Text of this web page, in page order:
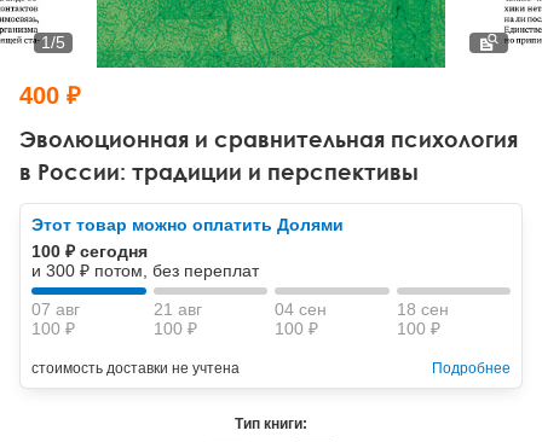
Тревожные расстройства, панические атаки
Психодрама
Другие направления психотерапии
Классический, эриксоновский гипноз и НЛП
НЛП
Психология труда и эргономика
Социальная психология
Социальная и организационная психология
Классический и юнгианский психоанализ
Эволюционная и сравнительная психология
в России: традиции и перспективы
1/5
400 ₽
Этот товар можно оплатить Долями
100 ₽ сегодня
и 300 ₽ потом, без переплат
07 авг
100 ₽
21 авг
100 ₽
04 сен
100 ₽
18 сен
100 ₽
стоимость доставки не учтена Подробнее
Тип книги: